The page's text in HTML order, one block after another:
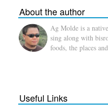
About the author
Ag Molde is a
sing along with
foods, the places
Useful Links